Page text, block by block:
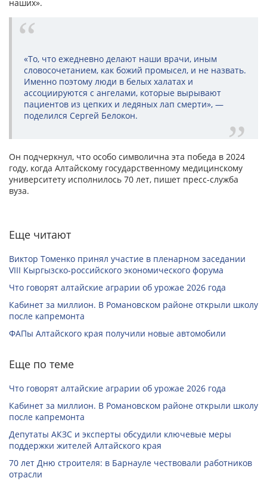
наших».
«То, что ежедневно делают наши врачи, иным
словосочетанием, как божий промысел, и не назвать.
Именно поэтому люди в белых халатах и
ассоциируются с ангелами, которые вырывают
пациентов из цепких и ледяных лап смерти», —
поделился Сергей Белокон.
Он подчеркнул, что особо символична эта победа в 2024
году, когда Алтайскому государственному медицинскому
университету исполнилось 70 лет, пишет пресс-служба
вуза.
Еще читают
Виктор Томенко принял участие в пленарном заседании
VIII Кыргызско-российского экономического форума
Что говорят алтайские аграрии об урожае 2026 года
Кабинет за миллион. В Романовском районе открыли школу
после капремонта
ФАПы Алтайского края получили новые автомобили
Еще по теме
Что говорят алтайские аграрии об урожае 2026 года
Кабинет за миллион. В Романовском районе открыли школу
после капремонта
Депутаты АКЗС и эксперты обсудили ключевые меры
поддержки жителей Алтайского края
70 лет Дню строителя: в Барнауле чествовали работников
отрасли